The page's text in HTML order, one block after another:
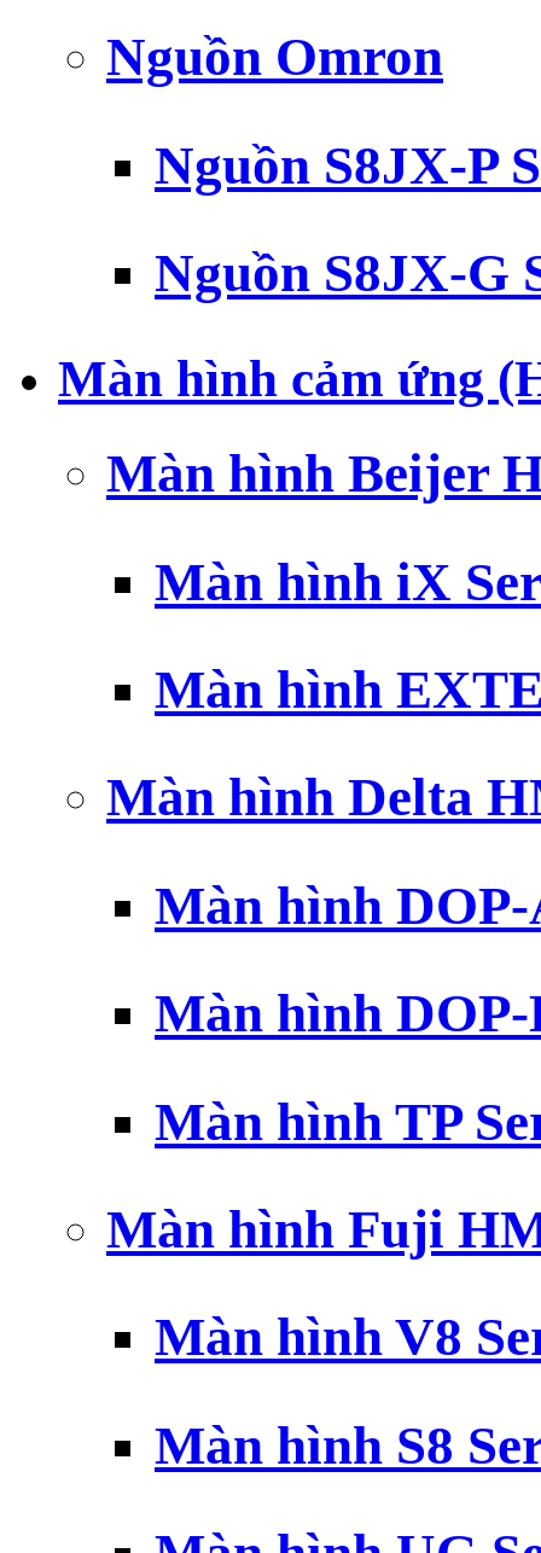
Nguồn Omron
Nguồn S8JX-P
Nguồn S8JX-G
Màn hình cảm ứng
Màn hình Beijer
Màn hình iX
Màn hình
Màn hình Delta
Màn hình DOP-
Màn hình DOP-
Màn hình TP
Màn hình Fuji
Màn hình V8
Màn hình S8